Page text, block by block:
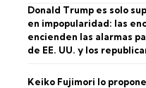
Donald Trump es solo
en impopularidad: las
encienden las alarmas
de EE. UU. y los
Keiko Fujimori lo